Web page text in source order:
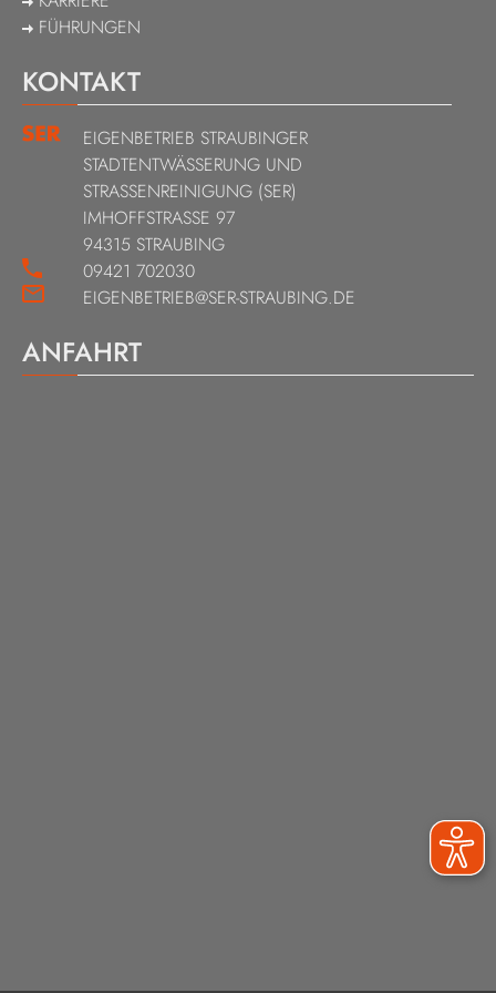
FÜHRUNGEN
KONTAKT
EIGENBETRIEB STRAUBINGER
STADTENTWÄSSERUNG UND
STRASSENREINIGUNG (SER)
IMHOFFSTRASSE 97
94315 STRAUBING
09421 702030
EIGENBETRIEB@SER-STRAUBING.DE
ANFAHRT